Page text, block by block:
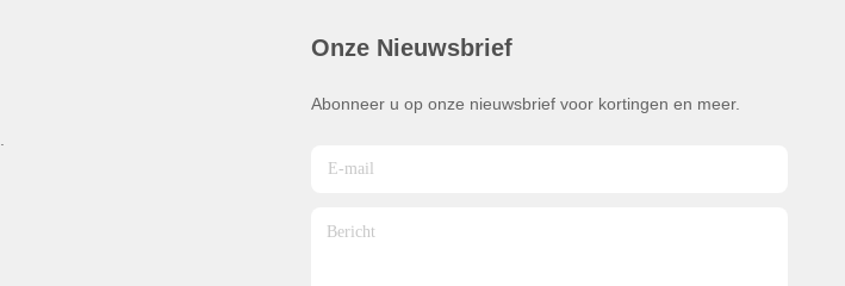
Onze Nieuwsbrief
Abonneer u op onze nieuwsbrief voor kortingen en meer.